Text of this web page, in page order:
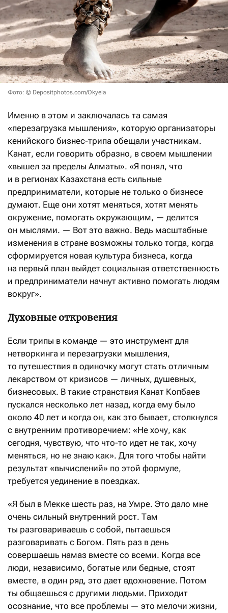
Фото: © Depositphotos.com/Okyela
Именно в этом и заключалась та самая
«перезагрузка мышления», которую организаторы
кенийского бизнес-трипа обещали участникам.
Канат, если говорить образно, в своем мышлении
«вышел за пределы Алматы». «Я понял, что
и в регионах Казахстана есть сильные
предприниматели, которые не только о бизнесе
думают. Еще они хотят меняться, хотят менять
окружение, помогать окружающим, — делится
он мыслями. — Вот это важно. Ведь масштабные
изменения в стране возможны только тогда, когда
сформируется новая культура бизнеса, когда
на первый план выйдет социальная ответственность
и предприниматели начнут активно помогать людям
вокруг».
Духовные откровения
Если трипы в команде — это инструмент для
нетворкинга и перезагрузки мышления,
то путешествия в одиночку могут стать отличным
лекарством от кризисов — личных, душевных,
бизнесовых. В такие странствия Канат Копбаев
пускался несколько лет назад, когда ему было
около 40 лет и когда он, как это бывает, столкнулся
с внутренним противоречием: «Не хочу, как
сегодня, чувствую, что что-то идет не так, хочу
меняться, но не знаю как». Для того чтобы найти
результат «вычислений» по этой формуле,
требуется уединение в поездках.
«Я был в Мекке шесть раз, на Умре. Это дало мне
очень сильный внутренний рост. Там
ты разговариваешь с собой, пытаешься
разговаривать с Богом. Пять раз в день
совершаешь намаз вместе со всеми. Когда все
люди, независимо, богатые или бедные, стоят
вместе, в один ряд, это дает вдохновение. Потом
ты общаешься с другими людьми. Приходит
осознание, что все проблемы — это мелочи жизни,